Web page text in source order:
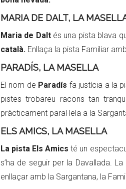
MARIA DE DALT, LA
Maria de Daltés una pista blava
català. Enllaça la pista Familiar
PARADÍS, LA MASELLA
El nom de Paradís fa justícia a la
pistes trobareu racons tan
pràcticament paral·lela a la
ELS AMICS, LA MASELLA
La pista Els Amics té un
s’ha de seguir per la Davallada.
enllaçar amb la Sargantana, la